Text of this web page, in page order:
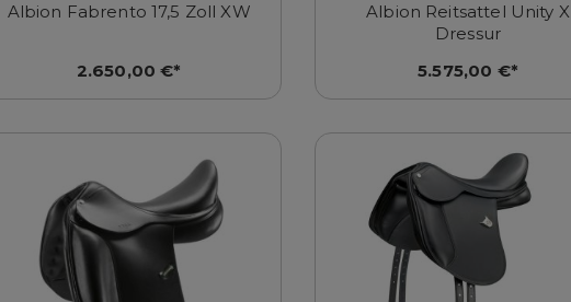
Albion Fabrento 17,5 Zoll XW
2.650,00 €*
Albion Reitsattel Unity X
Dressur
5.575,00 €*